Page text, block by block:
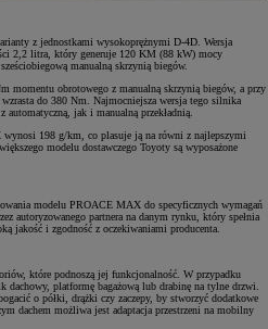
z jednostkami wysokoprężnymi D-4D. Wersja
2,2 litra, który generuje 120 KM (88 kW) mocy
manualną skrzynią biegów.
obrotowego z manualną skrzynią biegów, a przy
do 380 Nm. Najmocniejsza wersja tego silnika
jak i manualną przekładnią.
198 g/km, co plasuje ją na równi z najlepszymi
modelu dostawczego Toyoty są wyposażone
modelu PROACE MAX do specyficznych wymagań
autoryzowanego partnera na danym rynku, który spełnia
jakość i zgodność z oczekiwaniami producenta.
które podnoszą jej funkcjonalność. W przypadku
dachowy, platformę bagażową lub drabinę na tylne drzwi.
o półki, drążki czy zaczepy, by stworzyć dodatkowe
dachem możliwa jest adaptacja przestrzeni na mobilny